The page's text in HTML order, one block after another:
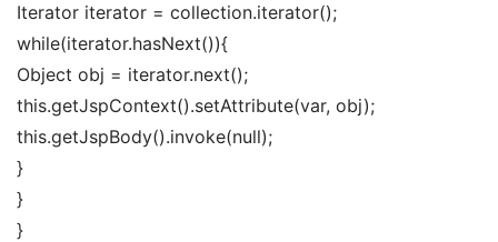
Iterator iterator = collection.iterator();
while(iterator.hasNext()){
Object obj = iterator.next();
this.getJspContext().setAttribute(var, obj);
this.getJspBody().invoke(null);
}
}
}